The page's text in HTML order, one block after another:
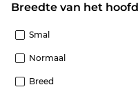
Breedte van het hoofd
Smal
Normaal
Breed